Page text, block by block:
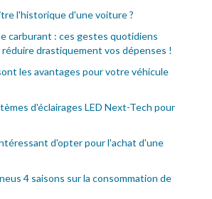
l'historique d'une voiture ?
carburant : ces gestes quotidiens
drastiquement vos dépenses !
les avantages pour votre véhicule
d'éclairages LED Next-Tech pour
d'opter pour l'achat d'une
4 saisons sur la consommation de